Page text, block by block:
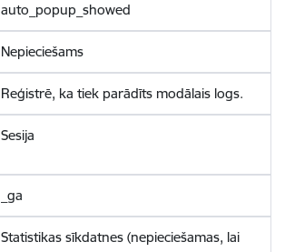
auto_popup_showed
Nepieciešams
Reģistrē, ka tiek parādīts modālais logs.
Sesija
_ga
Statistikas sīkdatnes (nepieciešamas, lai